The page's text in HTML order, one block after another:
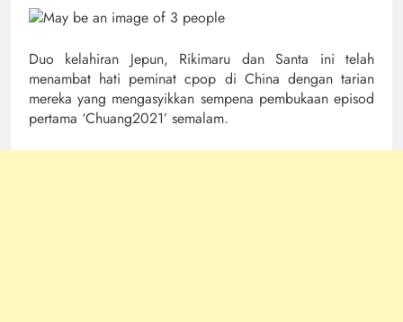
Duo kelahiran Jepun, Rikimaru dan Santa ini telah
menambat hati peminat cpop di China dengan tarian
mereka yang mengasyikkan sempena pembukaan episod
pertama ‘Chuang2021’ semalam.